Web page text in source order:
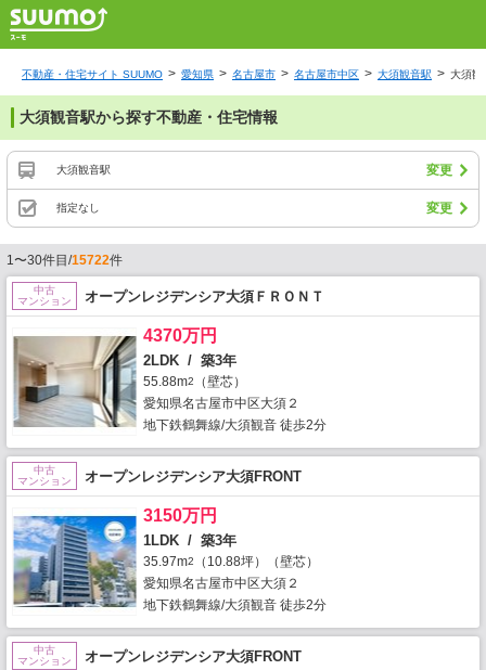
不動産・住宅サイト SUUMO 愛知県 名古屋市 名古屋市中区 大須観音駅 大須観
大須観音駅から探す不動産・住宅情報
大須観音駅 変更
指定なし 変更
1〜30件目/15722件
中古
マンション
オープンレジデンシア大須ＦＲＯＮＴ
4370万円
2LDK / 築3年
55.88m2
（壁芯）
愛知県名古屋市中区大須２
地下鉄鶴舞線/大須観音 徒歩2分
中古
マンション
オープンレジデンシア大須FRONT
3150万円
1LDK / 築3年
35.97m2
（10.88坪）（壁芯）
愛知県名古屋市中区大須２
地下鉄鶴舞線/大須観音 徒歩2分
中古
マンション
オープンレジデンシア大須FRONT